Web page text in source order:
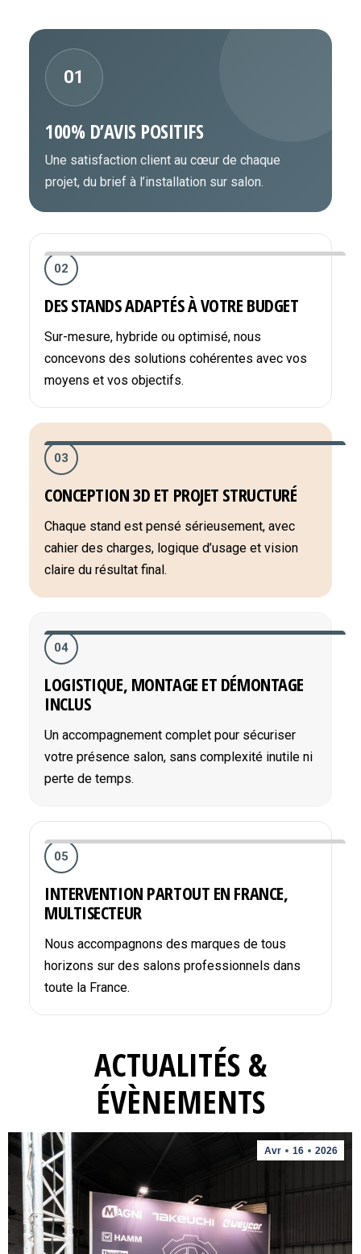
01
100% D’AVIS POSITIFS
Une satisfaction client au cœur de chaque
projet, du brief à l’installation sur salon.
02
DES STANDS ADAPTÉS À VOTRE BUDGET
Sur-mesure, hybride ou optimisé, nous
concevons des solutions cohérentes avec vos
moyens et vos objectifs.
03
CONCEPTION 3D ET PROJET STRUCTURÉ
Chaque stand est pensé sérieusement, avec
cahier des charges, logique d’usage et vision
claire du résultat final.
04
LOGISTIQUE, MONTAGE ET DÉMONTAGE
INCLUS
Un accompagnement complet pour sécuriser
votre présence salon, sans complexité inutile ni
perte de temps.
05
INTERVENTION PARTOUT EN FRANCE,
MULTISECTEUR
Nous accompagnons des marques de tous
horizons sur des salons professionnels dans
toute la France.
ACTUALITÉS &
ÉVÈNEMENTS
Avr 16 2026